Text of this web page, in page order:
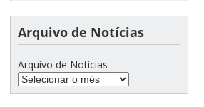
Arquivo de Notícias
Arquivo de Notícias